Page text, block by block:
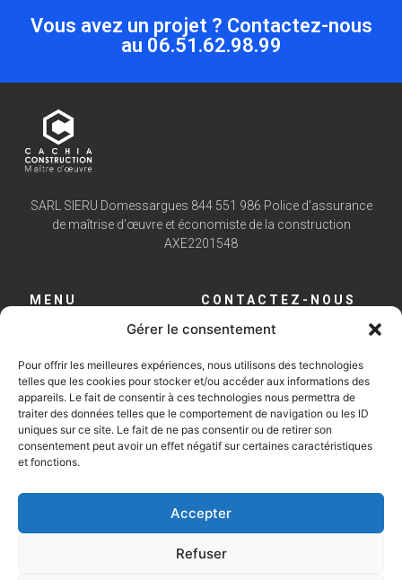
Gérer le consentement
Pour offrir les meilleures expériences, nous utilisons des technologies
telles que les cookies pour stocker et/ou accéder aux informations des
appareils. Le fait de consentir à ces technologies nous permettra de
traiter des données telles que le comportement de navigation ou les ID
uniques sur ce site. Le fait de ne pas consentir ou de retirer son
consentement peut avoir un effet négatif sur certaines caractéristiques
et fonctions.
Accepter
Refuser
Vous avez un projet ? Contactez-nous
au 06.51.62.98.99
SARL SIERU Domessargues 844 551 986 Police d’assurance
de maîtrise d’œuvre et économiste de la construction
AXE2201548
MENU
Nos réalisations
Contact
Mentions légales
Politique de confidentialité
CONTACTEZ-NOUS
Cachia Construction
04 66 43 59 71
ou 06 51 62 98 99
3cprojet@gmail.com